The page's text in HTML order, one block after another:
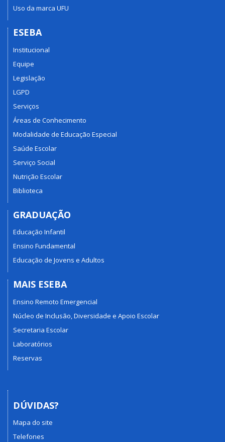
Uso da marca UFU
ESEBA
Institucional
Equipe
Legislação
LGPD
Serviços
Áreas de Conhecimento
Modalidade de Educação Especial
Saúde Escolar
Serviço Social
Nutrição Escolar
Biblioteca
GRADUAÇÃO
Educação Infantil
Ensino Fundamental
Educação de Jovens e Adultos
MAIS ESEBA
Ensino Remoto Emergencial
Núcleo de Inclusão, Diversidade e Apoio Escolar
Secretaria Escolar
Laboratórios
Reservas
DÚVIDAS?
Mapa do site
Telefones